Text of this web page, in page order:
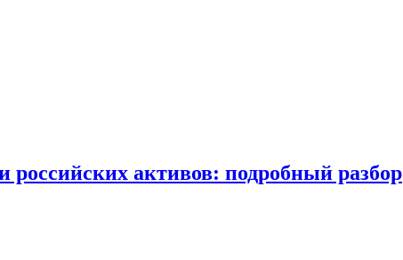
российских активов: подробный разбор